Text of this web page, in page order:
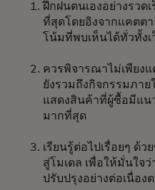
ฝึกฝนตนเองอย่างรวด
ที่สุดโดยอิงจากแคตต
โน้มที่พบเห็นได้ทั่วทั้งเ
ควรพิจารณาไม่เพียง
ยังรวมถึงกิจกรรมภาย
แสดงสินค้าที่ผู้ซื้อมีแน
มากที่สุด
เรียนรู้ต่อไปเรื่อยๆ ด้
สู่โมเดล เพื่อให้มั่นใจ
ปรับปรุงอย่างต่อเนื่อง